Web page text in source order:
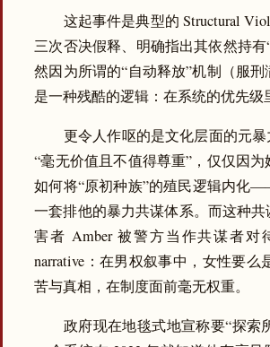
这起事件是典型的 Structural
三次否决假释、明确指出其依然持
然因为所谓的“自动释放”机制（服
是一种残酷的逻辑：在系统的优先级
更令人作呕的是文化层面的元
“毫无价值且不值得尊重”，仅仅因
如何将“原初种族”的殖民逻辑内化
一套排他的暴力共谋体系。而这种
害者 Amber 被警方当作共谋者对
narrative：在男权叙事中，女性要
苦与真相，在制度面前毫无权重。
政府现在地毯式地宣称要“探索